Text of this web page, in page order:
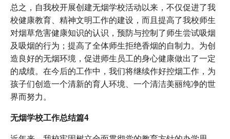
总之，自我校开展创建无烟学校活动以来，不仅促进了我
校健康教育、精神文明工作的建设，而且提高了我校师生
对烟草危害健康知识的认识，预防与控制了师生尝试吸烟
及吸烟的行为；提高了全体师生拒绝香烟的自制力。为创
造良好的无烟环境，促进师生员工的身心健康做出了一定
的成绩。在今后的工作中，我们将继续作好控烟工作，为
孩子们创造一个清新的育人环境、一个清洁美丽纯净的世
界而努力。
无烟学校工作总结篇4